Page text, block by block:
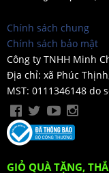
Chính sách chung
Chính sách bảo mật
Công ty TNHH Minh
Địa chỉ: xã Phúc
MST: 0111346148 do
GIỎ QUÀ TẶNG,